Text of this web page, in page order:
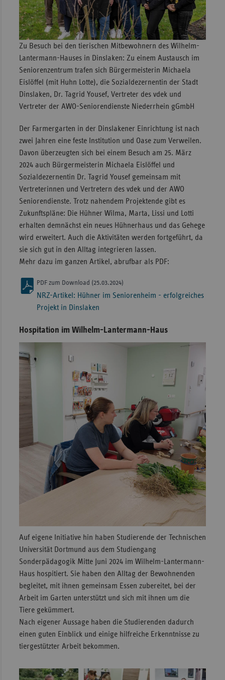
Zu Besuch bei den tierischen Mitbewohnern des Wilhelm-
Lantermann-Hauses in Dinslaken: Zu einem Austausch im
Seniorenzentrum trafen sich Bürgermeisterin Michaela
Eislöffel (mit Huhn Lotte), die Sozialdezernentin der Stadt
Dinslaken, Dr. Tagrid Yousef, Vertreter des vdek und
Vertreter der AWO-Seniorendienste Niederrhein gGmbH
Der Farmergarten in der Dinslakener Einrichtung ist nach
zwei Jahren eine feste Institution und Oase zum Verweilen.
Davon überzeugten sich bei einem Besuch am 25. März
2024 auch Bürgermeisterin Michaela Eislöffel und
Sozialdezernentin Dr. Tagrid Yousef gemeinsam mit
Vertreterinnen und Vertretern des vdek und der AWO
Seniorendienste. Trotz nahendem Projektende gibt es
Zukunftspläne: Die Hühner Wilma, Marta, Lissi und Lotti
erhalten demnächst ein neues Hühnerhaus und das Gehege
wird erweitert. Auch die Aktivitäten werden fortgeführt, da
sie sich gut in den Alltag integrieren lassen.
Mehr dazu im ganzen Artikel, abrufbar als PDF:
PDF zum Download (25.03.2024)
NRZ-Artikel: Hühner im Seniorenheim - erfolgreiches
Projekt in Dinslaken
Hospitation im Wilhelm-Lantermann-Haus
Auf eigene Initiative hin haben Studierende der Technischen
Universität Dortmund aus dem Studiengang
Sonderpädagogik Mitte Juni 2024 im Wilhelm-Lantermann-
Haus hospitiert. Sie haben den Alltag der Bewohnenden
begleitet, mit ihnen gemeinsam Essen zubereitet, bei der
Arbeit im Garten unterstützt und sich mit ihnen um die
Tiere gekümmert.
Nach eigener Aussage haben die Studierenden dadurch
einen guten Einblick und einige hilfreiche Erkenntnisse zu
tiergestützter Arbeit bekommen.